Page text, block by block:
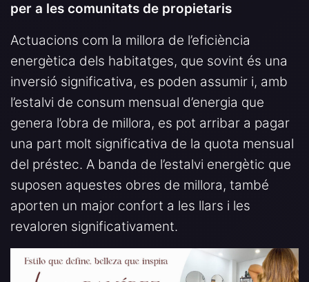
per a les comunitats de propietaris
Actuacions com la millora de l’eficiència
energètica dels habitatges, que sovint és una
inversió significativa, es poden assumir i, amb
l’estalvi de consum mensual d’energia que
genera l’obra de millora, es pot arribar a pagar
una part molt significativa de la quota mensual
del préstec. A banda de l’estalvi energètic que
suposen aquestes obres de millora, també
aporten un major confort a les llars i les
revaloren significativament.